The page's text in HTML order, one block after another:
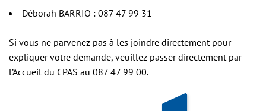
Déborah BARRIO : 087 47 99 31
Si vous ne parvenez pas à les joindre directement pour
expliquer votre demande, veuillez passer directement par
l’Accueil du CPAS au 087 47 99 00.